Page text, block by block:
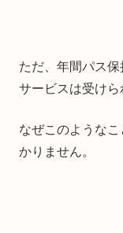
ただ、年間パス保
サービスは受けら
なぜこのような
かりません。